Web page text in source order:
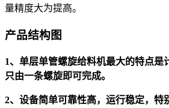
量精度大为提高。
产品结构图
1、单层单管螺旋给料机最大的特点是
只由一条螺旋即可完成。
2、设备简单可靠性高，运行稳定，特